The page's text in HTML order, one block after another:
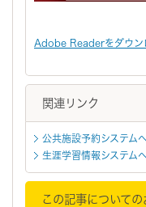
Adobe Readerをダウン
関連リンク
公共施設予約システムへ
生涯学習情報システムへ
この記事について